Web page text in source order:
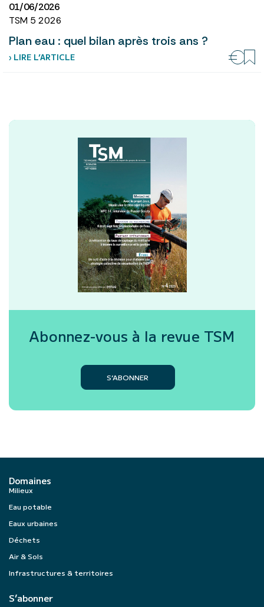
01/06/2026
TSM 5 2026
Plan eau : quel bilan après trois ans ?
› LIRE L’ARTICLE
Abonnez-vous à la revue TSM
S’ABONNER
Domaines
Milieux
Eau potable
Eaux urbaines
Déchets
Air & Sols
Infrastructures & territoires
S’abonner